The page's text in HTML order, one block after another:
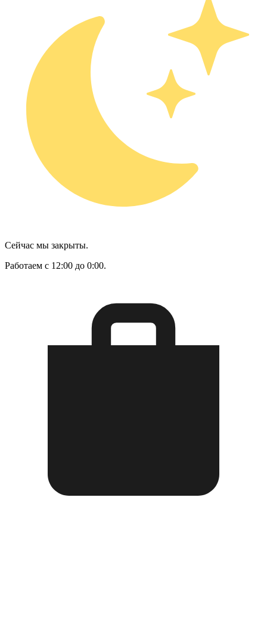
Сейчас мы закрыты.
Работаем с 12:00 до 0:00.